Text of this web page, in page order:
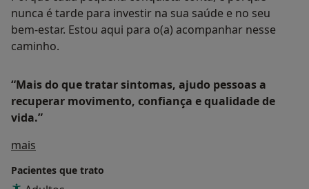
nunca é tarde para investir na sua saúde e no seu
bem-estar. Estou aqui para o(a) acompanhar nesse
caminho.
“Mais do que tratar sintomas, ajudo pessoas a
recuperar movimento, confiança e qualidade de
vida.”
mais
Pacientes que trato